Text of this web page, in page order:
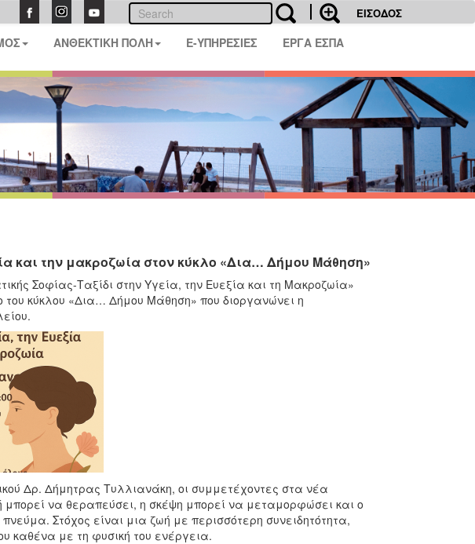
ΕΙΣΟΔΟΣ
ΑΝΘΕΚΤΙΚΗ ΠΟΛΗ E-ΥΠΗΡΕΣΙΕΣ ΕΡΓΑ ΕΣΠΑ
και την μακροζωία στον κύκλο «Δια… Δήμου Μάθηση»
Σοφίας-Ταξίδι στην Υγεία, την Ευεξία και τη Μακροζωία»
του κύκλου «Δια… Δήμου Μάθηση» που διοργανώνει η
Δρ. Δήμητρας Τυλλιανάκη, οι συμμετέχοντες στα νέα
να θεραπεύσει, η σκέψη μπορεί να μεταμορφώσει και ο
Στόχος είναι μια ζωή με περισσότερη συνειδητότητα,
καθένα με τη φυσική του ενέργεια.